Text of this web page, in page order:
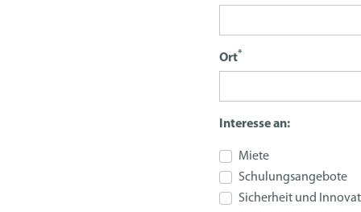
Ort*
Interesse an:
Miete
Schulungsangebote
Sicherheit und